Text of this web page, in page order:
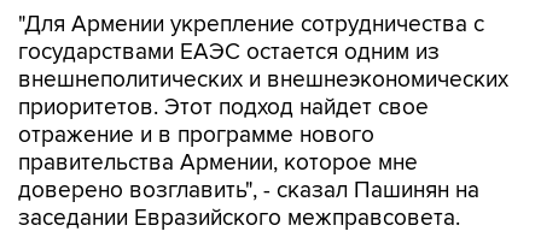
"Для Армении укрепление сотрудничества с
государствами ЕАЭС остается одним из
внешнеполитических и внешнеэкономических
приоритетов. Этот подход найдет свое
отражение и в программе нового
правительства Армении, которое мне
доверено возглавить", - сказал Пашинян на
заседании Евразийского межправсовета.